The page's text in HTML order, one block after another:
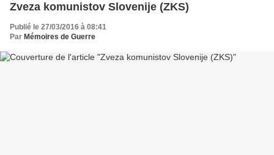
Zveza komunistov Slovenije (ZKS)
Publié le 27/03/2016 à 08:41
Par Mémoires de Guerre